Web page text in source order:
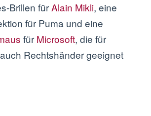
Brillen fürAlain Mikli, eine
für Puma und eine
für Microsoft, die für
Rechtshänder geeignet